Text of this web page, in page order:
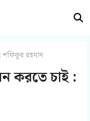
শফিকুর রহমান
করতে চাই :